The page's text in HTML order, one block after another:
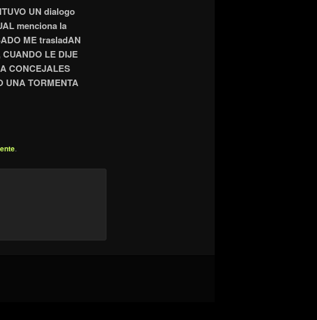
UN dialogo
menciona la
ME trasladAN
LE DIJE
CONCEJALES
UNA TORMENTA
.